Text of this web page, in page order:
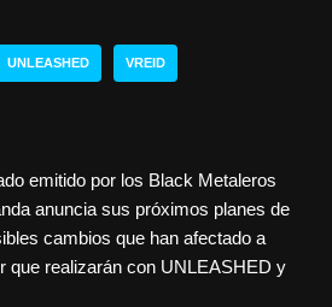
UNLEASHED VREID
emitido por los Black Metaleros
anuncia sus próximos planes de
cambios que han afectado a
que realizarán con UNLEASHED y